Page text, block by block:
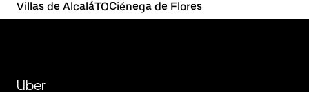
Villas de AlcaláTOCiénega de Flores
Uber